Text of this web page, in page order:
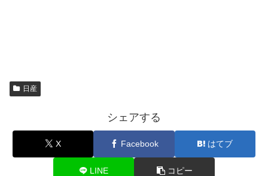
日産
シェアする
X Facebook はてブ
LINE コピー